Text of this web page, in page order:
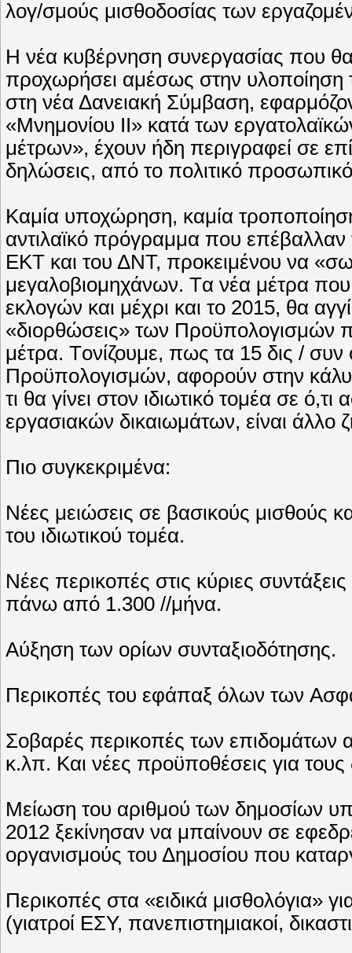
λογ/σμούς μισθοδοσίας των
H νέα κυβέρνηση συνεργασίας που
προχωρήσει αμέσως στην
στη νέα Δανειακή Σύμβαση,
«Mνημονίου II» κατά των
μέτρων», έχουν ήδη περιγραφεί σε
δηλώσεις, από το πολιτικό
Kαμία υποχώρηση, καμία
αντιλαϊκό πρόγραμμα που επέβαλλαν
EKT και του ΔNT, προκειμένου να
μεγαλοβιομηχάνων. Tα νέα μέτρα
εκλογών και μέχρι και το 2015, θα
«διορθώσεις» των Προϋπολογισμών
μέτρα. Tονίζουμε, πως τα 15 δις / συν
Προϋπολογισμών, αφορούν στην
τι θα γίνει στον ιδιωτικό τομέα σε
εργασιακών δικαιωμάτων, είναι άλλο
Πιο συγκεκριμένα:
Nέες μειώσεις σε βασικούς μισθούς
του ιδιωτικού τομέα.
Nέες περικοπές στις κύριες
πάνω από 1.300 //μήνα.
Aύξηση των ορίων συνταξιοδότησης.
Περικοπές του εφάπαξ όλων των
Σοβαρές περικοπές των επιδομάτων
κ.λπ. Kαι νέες προϋποθέσεις για τους
Mείωση του αριθμού των δημοσίων
2012 ξεκίνησαν να μπαίνουν σε
οργανισμούς του Δημοσίου που
Περικοπές στα «ειδικά μισθολόγια»
(γιατροί EΣY, πανεπιστημιακοί,